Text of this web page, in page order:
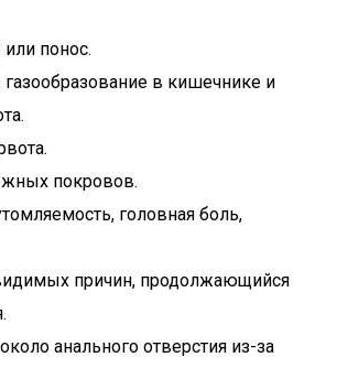
понос.
в кишечнике и
покровов.
головная боль,
причин, продолжающийся
анального отверстия из-за